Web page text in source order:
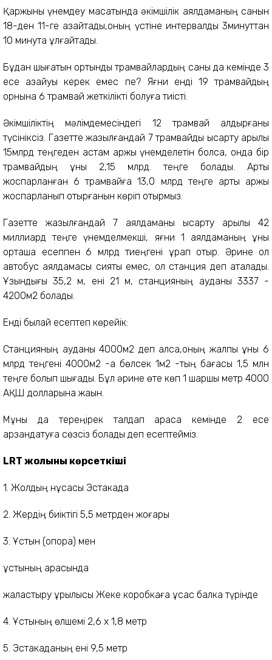
Қаржыны үнемдеу мақсатында әкімшілік аялдаманың санын
18-ден 11-ге азайтады,оның үстіне интервалды 3минуттан
10 минутқа ұлғайтады.
Бұдан шығатын қортынды трамвайлардың саны да кемінде 3
есе азайуы керек емес пе? Яғни енді 19 трамвайдың
орнына 6 трамвай жеткілікті болуға тиісті.
Әкімшіліктің мәлімдемесіндегі 12 трамвай қалдырғаны
түсініксіз. Газетте жазылғандай 7 трамвайды қысқарту арқылы
15млрд теңгеден астам қаржы үнемделетін болса, онда бір
трамвайдың құны 2,15 млрд. теңге болады. Артық
жоспарланған 6 трамвайға 13,0 млрд теңге артық қаржы
жоспарланып отырғанын көріп отырмыз.
Газетте жазылғандай 7 аялдаманы қысқарту арқылы 42
миллиард теңге үнемделмекші, яғни 1 аялдаманың құны
орташа есеппен 6 млрд тиеңгені құрап отыр. Әрине ол
автобус аялдамасы сияқты емес, ол станция деп аталады.
Ұзындығы 35,2 м, ені 21 м, станцияның ауданы 3337 -
4200м2 болады.
Енді былай есептеп көрейік:
Станцияның ауданы 4000м2 деп алсақ,оның жалпы құны 6
млрд теңгені 4000м2 -қа бөлсек 1м2 -тың бағасы 1,5 млн
теңге болып шығады. Бұл әрине өте көп 1 шаршы метр 4000
АҚШ долларына жақын.
Мұны да тереңірек талдап қараса кемінде 2 есе
арзандатуға сөзсіз болады деп есептейміз.
LRT жолының көрсеткіші
1. Жолдың нұсқасы Эстакада
2. Жердің биіктігі 5,5 метрден жоғары
3. Ұстын (опора) мен
ұстының арасында
жаластыру құрылысы Жеке коробкаға ұқсас балка түрінде
4. Ұстының өлшемі 2,6 х 1,8 метр
5. Эстакаданың ені 9,5 метр